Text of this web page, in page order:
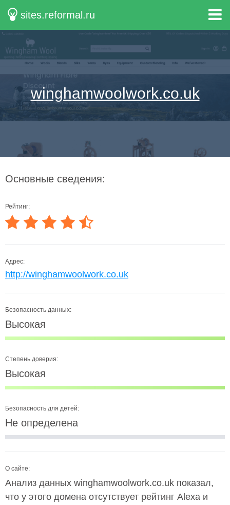
sites.reformal.ru
winghamwoolwork.co.uk
Основные сведения:
Рейтинг:
Адрес:
http://winghamwoolwork.co.uk
Безопасность данных:
Высокая
Степень доверия:
Высокая
Безопасность для детей:
Не определена
О сайте:
Анализ данных winghamwoolwork.co.uk показал,
что у этого домена отсутствует рейтинг Alexa и